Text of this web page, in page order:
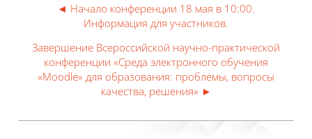
◄ Начало конференции 18 мая в 10:00.
Информация для участников.
Завершение Всероссийской научно-практической
конференции «Среда электронного обучения
«Moodle» для образования: проблемы, вопросы
качества, решения» ►